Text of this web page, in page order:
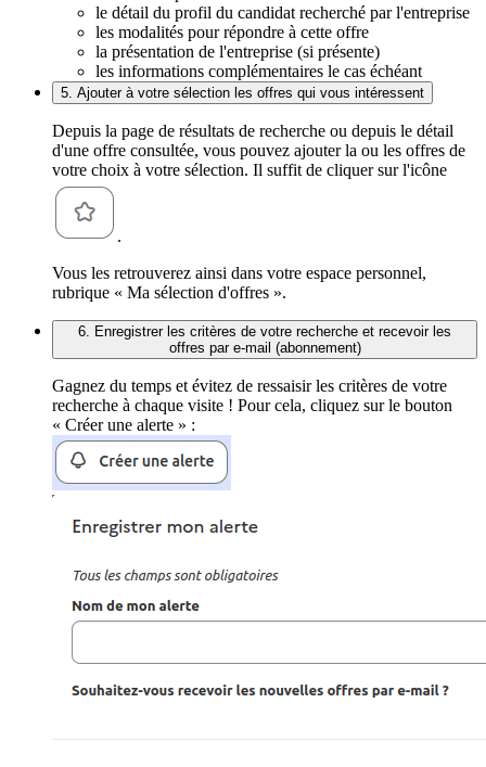
le détail du profil du candidat recherché par l'entreprise
les modalités pour répondre à cette offre
la présentation de l'entreprise (si présente)
les informations complémentaires le cas échéant
5. Ajouter à votre sélection les offres qui vous intéressent
Depuis la page de résultats de recherche ou depuis le détail
d'une offre consultée, vous pouvez ajouter la ou les offres de
votre choix à votre sélection. Il suffit de cliquer sur l'icône
.
Vous les retrouverez ainsi dans votre espace personnel,
rubrique « Ma sélection d'offres ».
6. Enregistrer les critères de votre recherche et recevoir les
offres par e-mail (abonnement)
Gagnez du temps et évitez de ressaisir les critères de votre
recherche à chaque visite ! Pour cela, cliquez sur le bouton
« Créer une alerte » :